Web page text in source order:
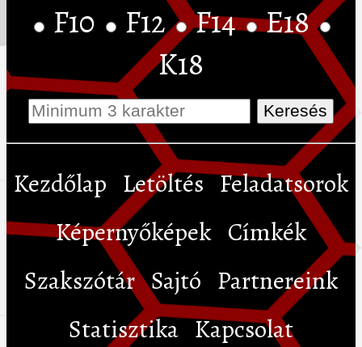
F10 F12 F14 E18
K18
Kezdőlap Letöltés Feladatsorok
Képernyőképek Címkék
Szakszótár Sajtó Partnereink
Statisztika Kapcsolat